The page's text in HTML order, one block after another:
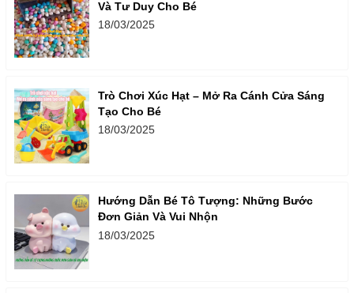
Và Tư Duy Cho Bé
18/03/2025
Trò Chơi Xúc Hạt – Mở Ra Cánh Cửa Sáng
Tạo Cho Bé
18/03/2025
Hướng Dẫn Bé Tô Tượng: Những Bước
Đơn Giản Và Vui Nhộn
18/03/2025